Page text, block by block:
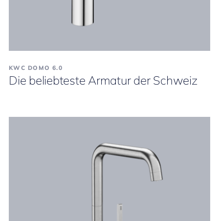
KWC DOMO 6.0
Die beliebteste Armatur der Schweiz